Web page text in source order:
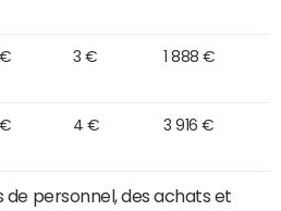
3 € 1 888 €
4 € 3 916 €
de personnel, des achats et